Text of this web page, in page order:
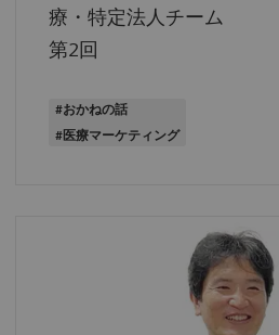
療・特定法人チーム
第2回
#おかねの話
#医療マーケティング